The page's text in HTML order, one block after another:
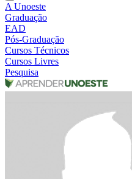
A Unoeste
Graduação
EAD
Pós-Graduação
Cursos Técnicos
Cursos Livres
Pesquisa